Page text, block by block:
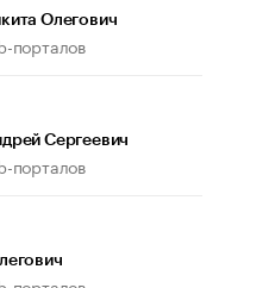
Олегович
порталов
Сергеевич
порталов